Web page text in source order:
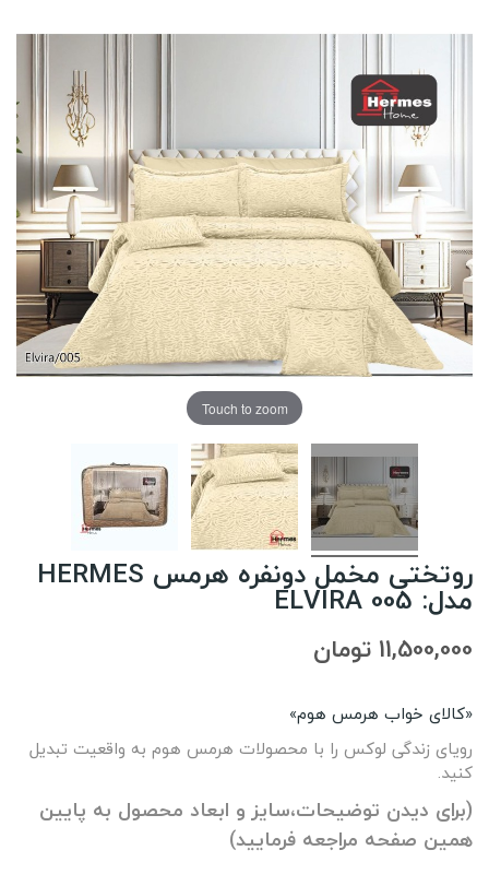
Touch to zoom
روتختی مخمل دونفره هرمس HERMES
مدل: ELVIRA 005
11,500,000 تومان
«کالای خواب هرمس هوم»
رویای زندگی لوکس را با محصولات هرمس هوم به واقعیت تبدیل
کنید.
(برای دیدن توضیحات،سایز و ابعاد محصول به پایین
همین صفحه مراجعه فرمایید)